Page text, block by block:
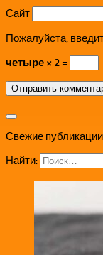
Сайт
Пожалуйста,
четыре × 2 =
Свежие
Найти: